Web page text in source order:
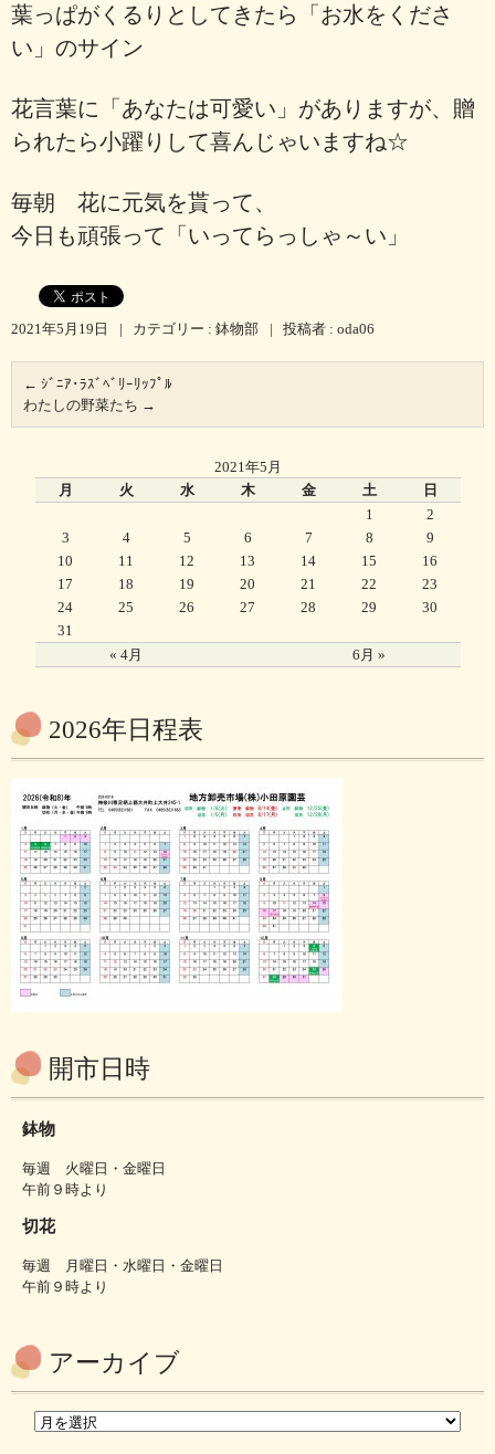
葉っぱがくるりとしてきたら「お水をくださ
い」のサイン
花言葉に「あなたは可愛い」がありますが、贈
られたら小躍りして喜んじゃいますね☆
毎朝 花に元気を貰って、
今日も頑張って「いってらっしゃ～い」
2021年5月19日 | カテゴリー : 鉢物部 | 投稿者 : oda06
← ｼﾞﾆｱ･ﾗｽﾞﾍﾞﾘｰﾘｯﾌﾟﾙ
わたしの野菜たち →
2021年5月
月
火 水 木 金 土 日
« 4月 6月 »
1
2
3
4 5 6 7 8
9
10
11 12 13 14 15
16
17
18 19 20 21 22
23
24
25 26 27 28 29
30
31
2026年日程表
開市日時
鉢物
毎週 火曜日・金曜日
午前９時より
切花
毎週 月曜日・水曜日・金曜日
午前９時より
アーカイブ